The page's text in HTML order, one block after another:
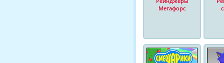
Мегафорс